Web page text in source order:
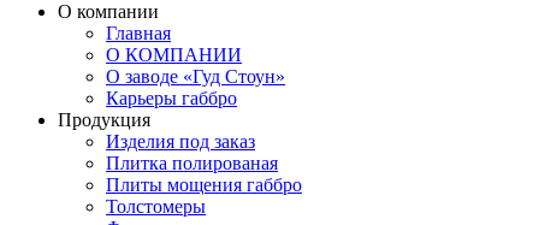
О компании
Главная
О КОМПАНИИ
О заводе «Гуд Стоун»
Карьеры габбро
Продукция
Изделия под заказ
Плитка полированая
Плиты мощения габбро
Толстомеры